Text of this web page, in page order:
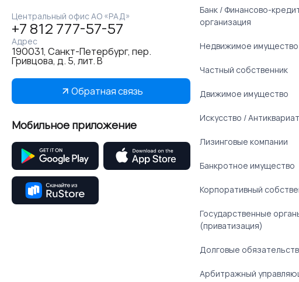
Центральный офис АО «РАД»
+7 812 777-57-57
Адрес
190031, Санкт-Петербург, пер.
Гривцова, д. 5, лит. В
Обратная связь
Мобильное приложение
Банк / Финансово-
организация
Недвижимое имущество
Частный собственник
Движимое имущество
Искусство / Антиквариат
Лизинговые компании
Банкротное имущество
Корпоративный
Государственные
(приватизация)
Долговые
Арбитражный